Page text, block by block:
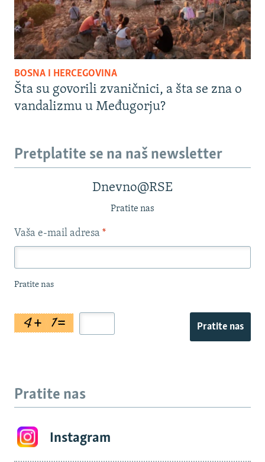
BOSNA I HERCEGOVINA
Šta su govorili zvaničnici, a šta se zna o
vandalizmu u Međugorju?
Pretplatite se na naš newsletter
Dnevno@RSE
Pratite nas
Vaša e-mail adresa *
Pratite nas
Pratite nas
Pratite nas
Instagram